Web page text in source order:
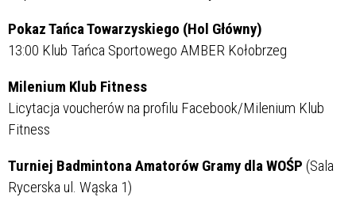
Pokaz Tańca Towarzyskiego (Hol Główny)
13:00 Klub Tańca Sportowego AMBER Kołobrzeg
Milenium Klub Fitness
Licytacja voucherów na profilu Facebook/Milenium Klub
Fitness
Turniej Badmintona Amatorów Gramy dla WOŚP (Sala
Rycerska ul. Wąska 1)